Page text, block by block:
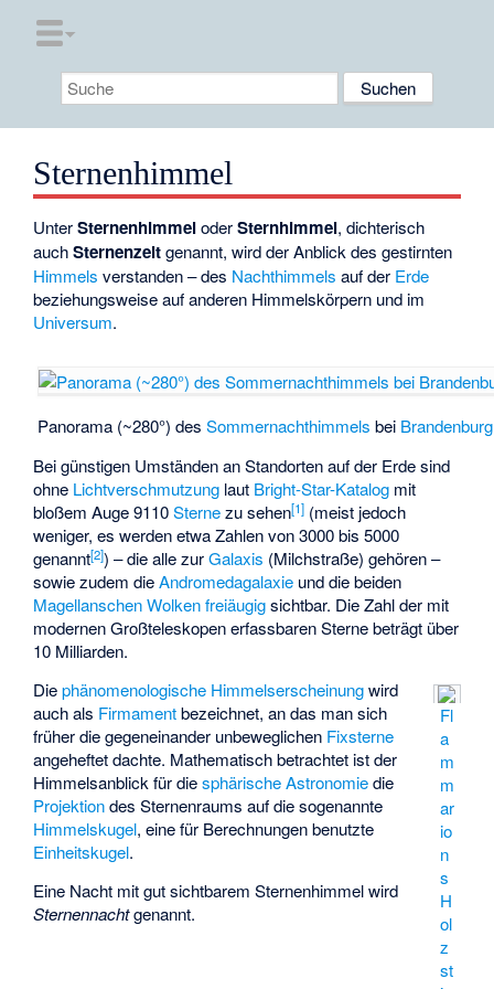
Sternenhimmel
UnterSternenhimmeloderSternhimmel, dichterisch
auchSternenzeltgenannt, wird der Anblick des gestirnten
Himmels verstanden – des Nachthimmels auf der Erde
beziehungsweise auf anderen Himmelskörpern und im
Universum.
Panorama (~280°) desSommernachthimmels bei
Bei günstigen Umständen an Standorten auf der Erde sind
ohne Lichtverschmutzung laut Bright-Star-Katalog mit
bloßem Auge 9110Sternezu sehen[1] (meist jedoch
weniger, es werden etwa Zahlen von 3000 bis 5000
genannt[2]) – die alle zurGalaxis (Milchstraße) gehören –
sowie zudem dieAndromedagalaxie und die beiden
Magellanschen Wolken freiäugigsichtbar. Die Zahl der mit
modernen Großteleskopen erfassbaren Sterne beträgt über
10 Milliarden.
Fl
a
m
m
ar
io
n
s
H
ol
z
st
Diephänomenologische Himmelserscheinungwird
auch als Firmamentbezeichnet, an das man sich
früher die gegeneinander unbeweglichen Fixsterne
angeheftet dachte. Mathematisch betrachtet ist der
Himmelsanblick für diesphärische Astronomiedie
Projektiondes Sternenraums auf die sogenannte
Himmelskugel, eine für Berechnungen benutzte
Einheitskugel.
Eine Nacht mit gut sichtbarem Sternenhimmel wird
Sternennachtgenannt.